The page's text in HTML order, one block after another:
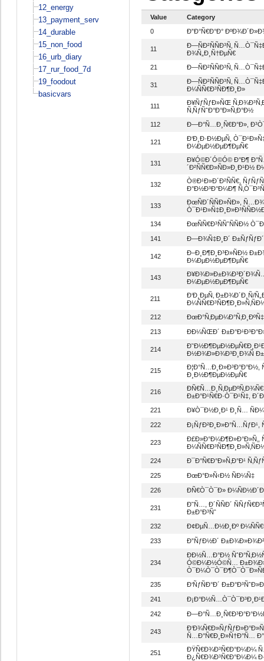
12_energy
13_payment_serv
14_durable
15_non_food
16_urb_diary
17_rur_food_7d
19_foodout
basicvars
Value
Category
0
Ð”Ð°Ñ€Ð°Ð°
11
Ð—ÑÐ²ÑÑÐ³Ñ‚
Ð¾Ñ„Ð¸Ñ†ÐµÑ€
21
Ð—ÑÐ²ÑÑÐ³Ñ‚
31
Ð—ÑÐ²ÑÑÐ³Ñ‚
Ð¼ÑÑ€Ð³ÑÐ¶Ð¸Ð»
111
Ð¥ÑƒÑƒÐ»ÑŒ
Ñ‚ÑƒÑˆÐ°Ð°Ð»Ñ‚Ð°Ð½
112
Ð—Ð°Ñ…Ð¸Ñ€Ð°Ð»,
121
Ð‘Ð¸Ð·Ð½ÐµÑ,
Ð¼ÐµÐ½ÐµÐ¶ÐµÑ€
131
Ð¥Ó©Ð´Ó©Ó© Ð°Ð¶
132
Ò®Ð¹Ð»Ð´Ð²ÑÑ€,
Ð°Ð½Ð³Ð°Ð¼Ð¶
133
ÐœÑÐ´ÑÑÐ»ÑÐ»,
134
ÐœÑÑ€Ð³ÑÑˆÑÑÐ½
141 Ð—Ð¾Ñ‡Ð¸Ð´
142
Ð–Ð¸Ð¶Ð¸Ð³Ð»ÑÐ½
Ð¼ÐµÐ½ÐµÐ¶ÐµÑ€
143
Ð¥Ð¾Ð»Ð±Ð¾Ð³Ð´Ð¾Ñ…
Ð¼ÐµÐ½ÐµÐ¶ÐµÑ€
211
Ð‘Ð¸ÐµÑ‚ Ð±Ð¾Ð´Ð¸Ñ/
212
ÐœÐ°Ñ‚ÐµÐ¼Ð°Ñ‚Ð¸ÐºÑ‡,
213 ÐÐ¼ÑŒÐ´
214
Ð½Ð¾Ð»Ð¾Ð³Ð¸Ð¾Ñ
215
Ð¸Ð½Ð¶ÐµÐ½ÐµÑ€
216
Ð±Ð°Ð¹Ñ€Ð·Ò¯Ð¹Ñ‡,
221
Ð¥Ò¯Ð½Ð¸Ð¹ Ð¸Ñ…
222 Ð¡ÑƒÐ²Ð¸Ð»Ð°Ñ…ÑƒÐ¹,
223
Ð£Ð»Ð°Ð¼Ð¶Ð»Ð°Ð»Ñ‚,
224
Ð¯Ð°Ñ€Ð°Ð»Ñ‚Ð°Ð¹
225 ÐœÐ°Ð»Ñ‹Ð½ ÑÐ¼Ñ‡
226 Ð­Ñ€Ò¯Ò¯Ð»
231
Ð˜Ñ…, Ð´ÑÑÐ´
Ð±Ð°Ð³Ñˆ
232
Ð¢ÐµÑ…Ð½Ð¸Ðº
233 Ð”ÑƒÐ½Ð´
234
ÐÐ½Ñ…Ð°Ð½
Ó©Ð¼Ð½Ó©Ñ…
235
Ð‘ÑƒÑÐ°Ð´
241
242
243
Ñ…Ð°Ñ€Ð¸Ð»Ñ†Ð°Ñ…
251
ÐŸÑ€Ð¾Ð³Ñ€Ð°Ð¼Ð¼
Ð¿Ñ€Ð¾Ð³Ñ€Ð°Ð¼Ð¼